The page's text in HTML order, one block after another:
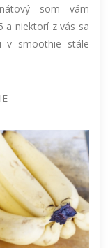
som vám
a niektorí z vás sa
v smoothie stále